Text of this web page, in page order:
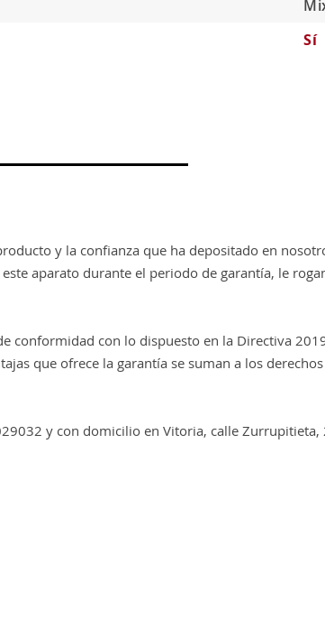
Sí
producto y la confianza que ha depositado en
aparato durante el periodo de garantía, le
conformidad con lo dispuesto en la Directiva
que ofrece la garantía se suman a los
y con domicilio en Vitoria, calle